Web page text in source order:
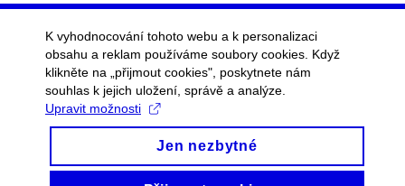
K vyhodnocování tohoto webu a k personalizaci
obsahu a reklam používáme soubory cookies. Když
klikněte na „přijmout cookies", poskytnete nám
souhlas k jejich uložení, správě a analýze.
Upravit možnosti
Jen nezbytné